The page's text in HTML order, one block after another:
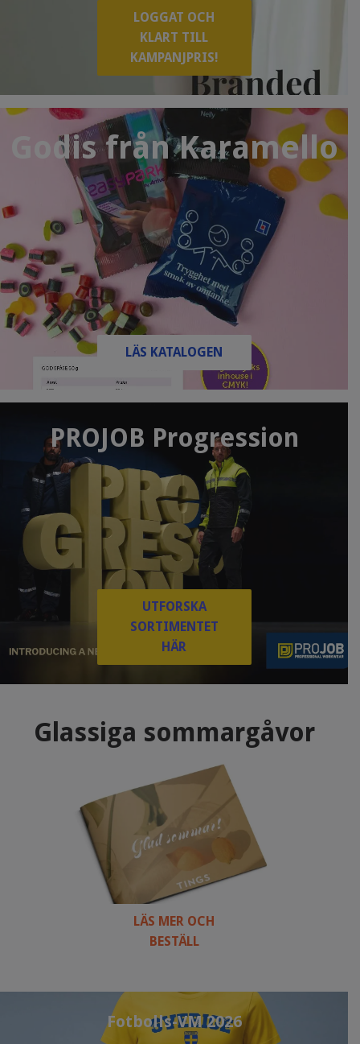
LOGGAT OCH
KLART TILL
KAMPANJPRIS!
Godis från Karamello
LÄS KATALOGEN
PROJOB Progression
UTFORSKA
SORTIMENTET
HÄR
Glassiga sommargåvor
LÄS MER OCH
BESTÄLL
Fotbolls-VM 2026